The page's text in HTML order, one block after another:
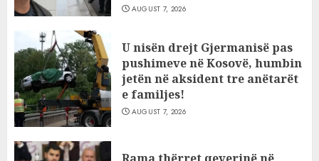
AUGUST 7, 2026
U nisën drejt Gjermanisë pas
pushimeve në Kosovë, humbin
jetën në aksident tre anëtarët
e familjes!
AUGUST 7, 2026